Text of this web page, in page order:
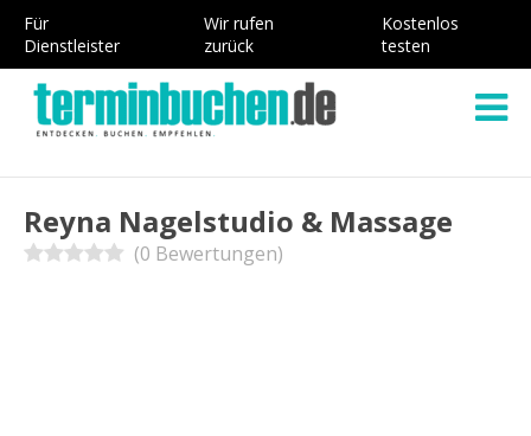
Für
Dienstleister
Wir rufen
zurück
Kostenlos
testen
Reyna Nagelstudio & Massage
(0 Bewertungen)